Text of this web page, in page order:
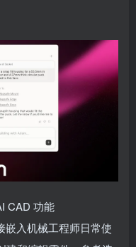
CAD 功能
嵌入机械工程师日常使